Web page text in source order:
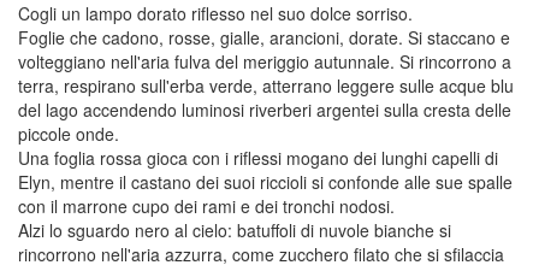
Cogli un lampo dorato riflesso nel suo dolce sorriso.
Foglie che cadono, rosse, gialle, arancioni, dorate. Si staccano e
volteggiano nell'aria fulva del meriggio autunnale. Si rincorrono a
terra, respirano sull'erba verde, atterrano leggere sulle acque blu
del lago accendendo luminosi riverberi argentei sulla cresta delle
piccole onde.
Una foglia rossa gioca con i riflessi mogano dei lunghi capelli di
Elyn, mentre il castano dei suoi riccioli si confonde alle sue spalle
con il marrone cupo dei rami e dei tronchi nodosi.
Alzi lo sguardo nero al cielo: batuffoli di nuvole bianche si
rincorrono nell'aria azzurra, come zucchero filato che si sfilaccia